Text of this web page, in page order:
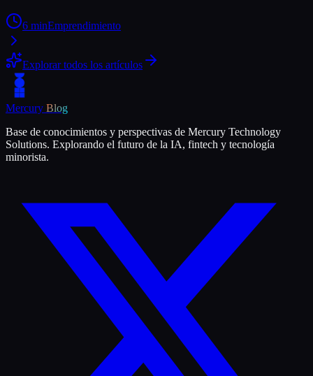
6 minEmprendimiento
Explorar todos los artículos
Mercury Blog
Base de conocimientos y perspectivas de Mercury Technology
Solutions. Explorando el futuro de la IA, fintech y tecnología
minorista.